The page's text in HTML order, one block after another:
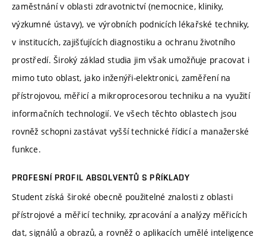
zaměstnání v oblasti zdravotnictví (nemocnice, kliniky,
výzkumné ústavy), ve výrobních podnicích lékařské techniky,
v institucích, zajišťujících diagnostiku a ochranu životního
prostředí. Široký základ studia jim však umožňuje pracovat i
mimo tuto oblast, jako inženýři-elektronici, zaměření na
přístrojovou, měřicí a mikroprocesorou techniku a na využití
informačních technologií. Ve všech těchto oblastech jsou
rovněž schopni zastávat vyšší technické řídicí a manažerské
funkce.
PROFESNÍ PROFIL ABSOLVENTŮ S PŘÍKLADY
Student získá široké obecně použitelné znalosti z oblasti
přístrojové a měřicí techniky, zpracování a analýzy měřicích
dat, signálů a obrazů, a rovněž o aplikacích umělé inteligence